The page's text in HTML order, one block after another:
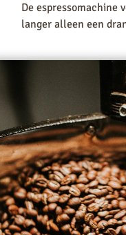
De espressomachine
langer alleen een